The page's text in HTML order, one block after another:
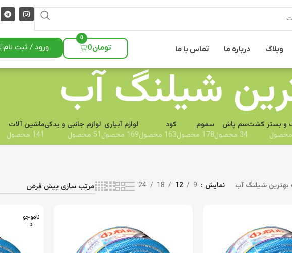
وبلاگ درباره ما تماس با ما تومان0
0
ورود / ثبت نام
شیلنگ آب
و بستر کشتسم پاش
34 محصول
سموم
178 محصول
کود
163 محصول
لوازم آبیاری
169 محصول
لوازم جانبی و یدکی
51 محصول
ماشین آلات
141 محصول
بهترین شیلنگ آب نمایش 9
12
18
24
ناموجو
د